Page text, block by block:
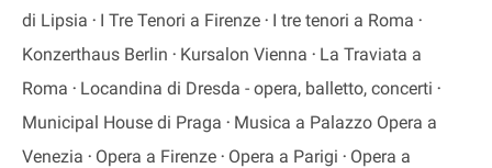
di Lipsia
I Tre Tenori a Firenze
I tre tenori a Roma
Konzerthaus Berlin
Kursalon Vienna
La Traviata a
Roma
Locandina di Dresda - opera, balletto, concerti
Municipal House di Praga
Musica a Palazzo Opera a
Venezia
Opera a Firenze Opera a Parigi
Opera a